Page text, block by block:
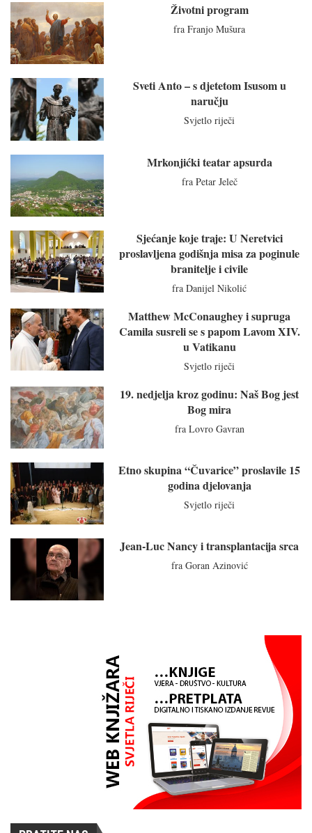
Životni program
fra Franjo Mušura
Sveti Anto – s djetetom Isusom u
naručju
Svjetlo riječi
Mrkonjićki teatar apsurda
fra Petar Jeleč
Sjećanje koje traje: U Neretvici
proslavljena godišnja misa za poginule
branitelje i civile
fra Danijel Nikolić
Matthew McConaughey i supruga
Camila susreli se s papom Lavom XIV.
u Vatikanu
Svjetlo riječi
19. nedjelja kroz godinu: Naš Bog jest
Bog mira
fra Lovro Gavran
Etno skupina “Čuvarice” proslavile 15
godina djelovanja
Svjetlo riječi
Jean-Luc Nancy i transplantacija srca
fra Goran Azinović